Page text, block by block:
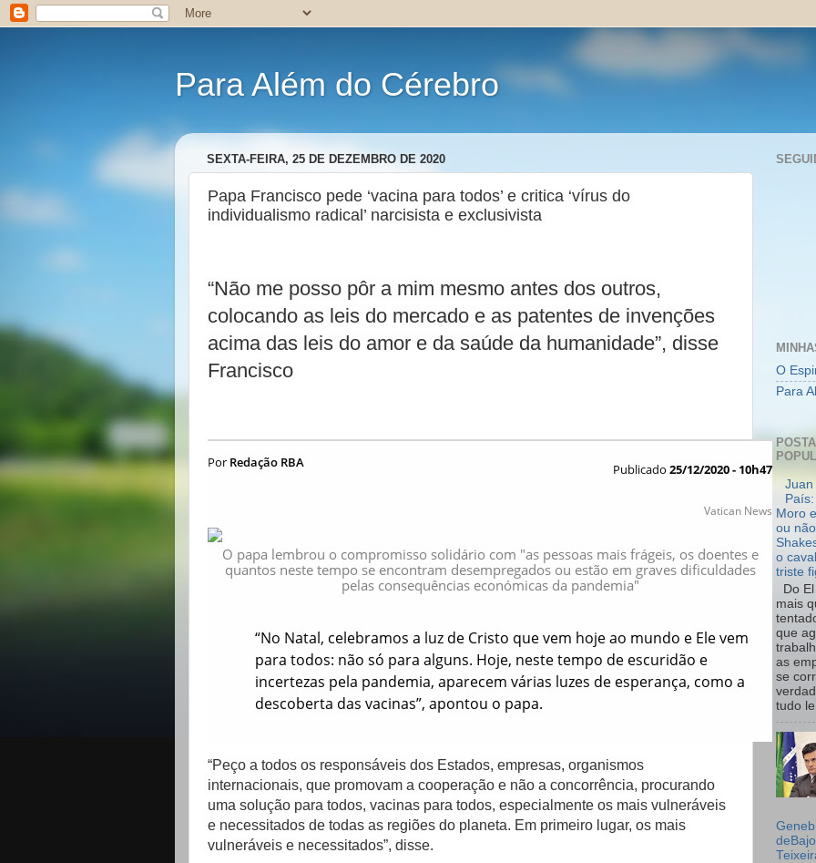
Para Além do Cérebro
SEXTA-FEIRA, 25 DE DEZEMBRO DE 2020
Papa Francisco pede ‘vacina para todos’ e critica ‘vírus do
individualismo radical’ narcisista e exclusivista
“Não me posso pôr a mim mesmo antes dos outros,
colocando as leis do mercado e as patentes de invenções
acima das leis do amor e da saúde da humanidade”, disse
Francisco
Por Redação RBA Publicado 25/12/2020 - 10h47
Vatican News
O papa lembrou o compromisso solidário com "as pessoas mais frágeis, os doentes e
quantos neste tempo se encontram desempregados ou estão em graves dificuldades
pelas consequências económicas da pandemia"
“No Natal, celebramos a luz de Cristo que vem hoje ao mundo e Ele vem
para todos: não só para alguns. Hoje, neste tempo de escuridão e
incertezas pela pandemia, aparecem várias luzes de esperança, como a
descoberta das vacinas”, apontou o papa.
“Peço a todos os responsáveis dos Estados, empresas, organismos
internacionais, que promovam a cooperação e não a concorrência, procurando
uma solução para todos, vacinas para todos, especialmente os mais vulneráveis
e necessitados de todas as regiões do planeta. Em primeiro lugar, os mais
vulneráveis e necessitados”, disse.
O
Para
Juan
Moro
ou
o
triste
Do
mais
que
as
se
tudo